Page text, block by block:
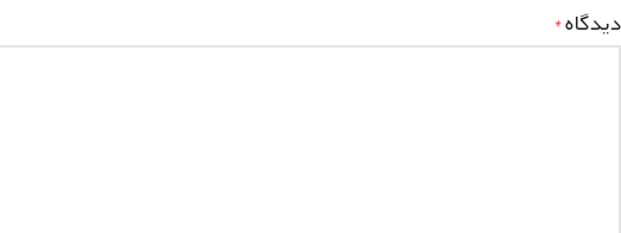
دیدگاه*